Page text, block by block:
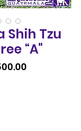
Shih Tzu
“A"